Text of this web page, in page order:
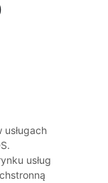
usług